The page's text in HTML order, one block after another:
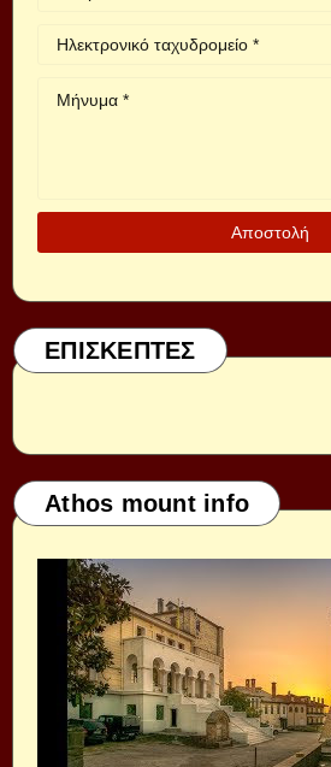
ΕΠΙΣΚΕΠΤΕΣ
Athos mount info